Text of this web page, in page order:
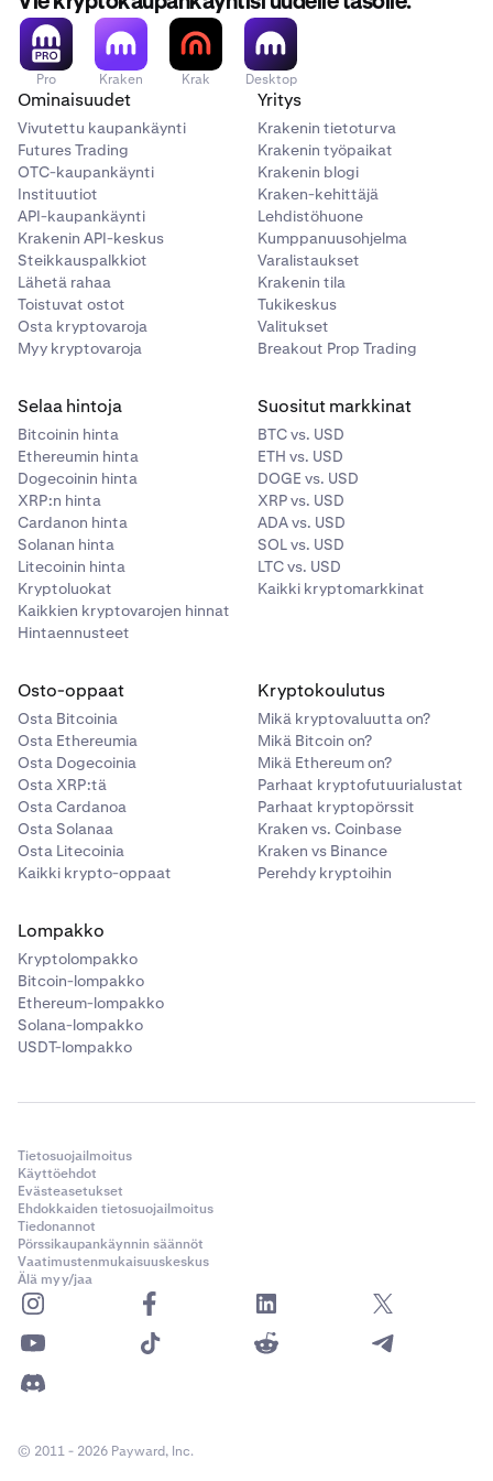
b. Mobiililaitteellasi luotu ja tallennettu
laitepohjainen passkey.
c. Laitteistopohjainen suoja-avain.
Käytä tätä uutta Passkey-avainta kirjautuaksesi
tilillesi tietokoneellasi.
Syötä sähköpostiosoitteesi/käyttäjätunnuksesi ja
salasanasi
Kun sinulta pyydetään Passkey-avainta, napsauta
”Palauta tili”
Noudata näytöllä näkyviä ohjeita
ratkaisuja ovat:
Passkey-käsittelyn poistaminen käytöstä tietylle
verkkotunnukselle (esim.kraken.com
Nykyisen pyynnön ohittaminen tai läpivienti, jotta
selaimen sisäänrakennettu Passkey-hallinta (tai
laitteistopohjainen suoja-avain) voi vastata.
Tärkeää:
Krakenin tukiasiantuntijoilla ei ole pääsyä
laitteistopohjaisen suoja-avaimesi ominaisuuksiin,
eivätkä he voi nollata PIN-koodia puolestasi.
Pro Kraken Krak Desktop
Ominaisuudet
Vivutettu kaupankäynti
Futures Trading
OTC-kaupankäynti
Instituutiot
API-kaupankäynti
Krakenin API-keskus
Steikkauspalkkiot
Lähetä rahaa
Toistuvat ostot
Osta kryptovaroja
Myy kryptovaroja
Yritys
Krakenin tietoturva
Krakenin työpaikat
Krakenin blogi
Kraken-kehittäjä
Lehdistöhuone
Kumppanuusohjelma
Varalistaukset
Krakenin tila
Tukikeskus
Valitukset
Breakout Prop Trading
Selaa hintoja
Bitcoinin hinta
Ethereumin hinta
Dogecoinin hinta
XRP:n hinta
Cardanon hinta
Solanan hinta
Litecoinin hinta
Kryptoluokat
Kaikkien kryptovarojen hinnat
Hintaennusteet
Suositut markkinat
BTC vs. USD
ETH vs. USD
DOGE vs. USD
XRP vs. USD
ADA vs. USD
SOL vs. USD
LTC vs. USD
Kaikki kryptomarkkinat
Osto-oppaat
Osta Bitcoinia
Osta Ethereumia
Osta Dogecoinia
Osta XRP:tä
Osta Cardanoa
Osta Solanaa
Osta Litecoinia
Kaikki krypto-oppaat
Kryptokoulutus
Mikä kryptovaluutta on?
Mikä Bitcoin on?
Mikä Ethereum on?
Parhaat kryptofutuurialustat
Parhaat kryptopörssit
Kraken vs. Coinbase
Kraken vs Binance
Perehdy kryptoihin
Lompakko
Kryptolompakko
Bitcoin-lompakko
Ethereum-lompakko
Solana-lompakko
USDT-lompakko
Tietosuojailmoitus
Käyttöehdot
Evästeasetukset
Ehdokkaiden tietosuojailmoitus
Tiedonannot
Pörssikaupankäynnin säännöt
Vaatimustenmukaisuuskeskus
Älä myy/jaa
© 2011 - 2026 Payward, Inc.